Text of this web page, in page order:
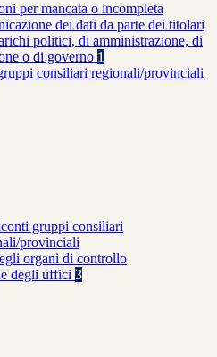
per mancata o incompleta
dei dati da parte dei titolari
politici, di amministrazione, di
o di governo 1
consiliari regionali/provinciali
gruppi consiliari
provinciali
organi di controllo
degli uffici 3